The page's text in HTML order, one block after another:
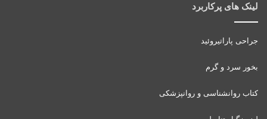
لینک های پرکاربرد
جراحی پاراتیروئید
بخور سرد و گرم
کتاب روانشناسی و روانپزشکی